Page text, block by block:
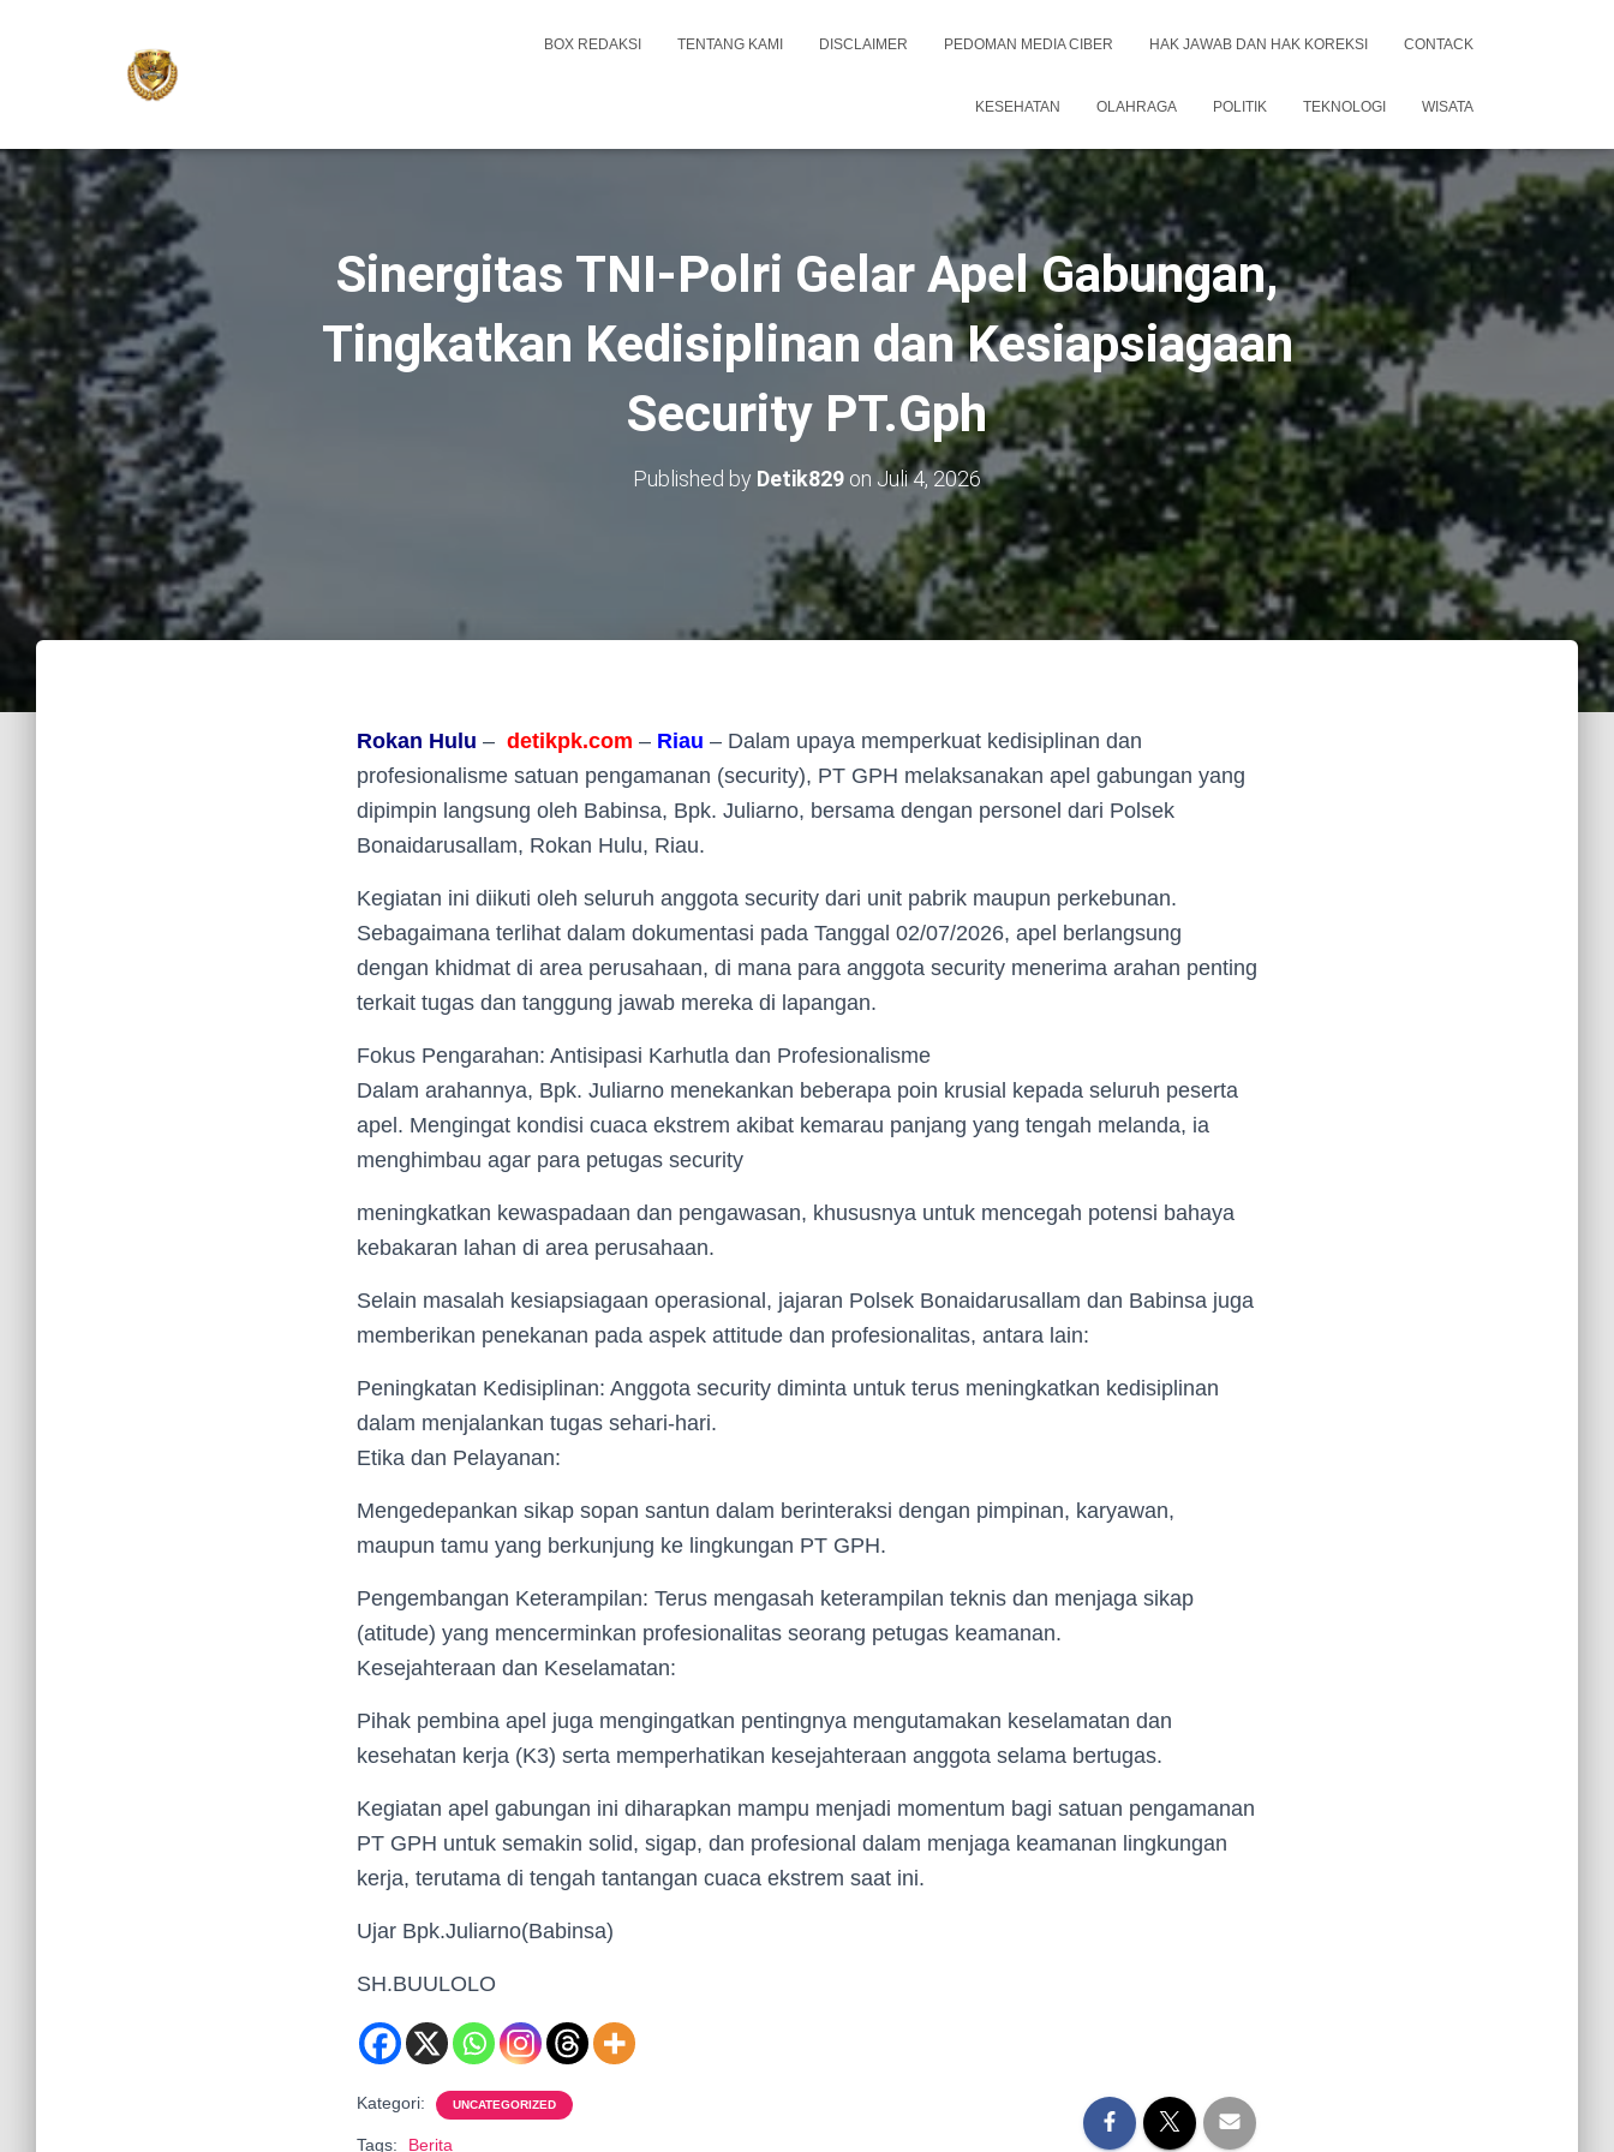
BOX REDAKSI TENTANG KAMI DISCLAIMER PEDOMAN MEDIA CIBER HAK JAWAB DAN HAK KOREKSI CONTACK
KESEHATAN OLAHRAGA POLITIK TEKNOLOGI WISATA
Sinergitas TNI-Polri Gelar Apel Gabungan,
Tingkatkan Kedisiplinan dan Kesiapsiagaan
Security PT.Gph
Published by Detik829 on Juli 4, 2026
Rokan Hulu – detikpk.com – Riau – Dalam upaya memperkuat kedisiplinan dan
profesionalisme satuan pengamanan (security), PT GPH melaksanakan apel gabungan yang
dipimpin langsung oleh Babinsa, Bpk. Juliarno, bersama dengan personel dari Polsek
Bonaidarusallam, Rokan Hulu, Riau.
Kegiatan ini diikuti oleh seluruh anggota security dari unit pabrik maupun perkebunan.
Sebagaimana terlihat dalam dokumentasi pada Tanggal 02/07/2026, apel berlangsung
dengan khidmat di area perusahaan, di mana para anggota security menerima arahan penting
terkait tugas dan tanggung jawab mereka di lapangan.
Fokus Pengarahan: Antisipasi Karhutla dan Profesionalisme
Dalam arahannya, Bpk. Juliarno menekankan beberapa poin krusial kepada seluruh peserta
apel. Mengingat kondisi cuaca ekstrem akibat kemarau panjang yang tengah melanda, ia
menghimbau agar para petugas security
meningkatkan kewaspadaan dan pengawasan, khususnya untuk mencegah potensi bahaya
kebakaran lahan di area perusahaan.
Selain masalah kesiapsiagaan operasional, jajaran Polsek Bonaidarusallam dan Babinsa juga
memberikan penekanan pada aspek attitude dan profesionalitas, antara lain:
Peningkatan Kedisiplinan: Anggota security diminta untuk terus meningkatkan kedisiplinan
dalam menjalankan tugas sehari-hari.
Etika dan Pelayanan:
Mengedepankan sikap sopan santun dalam berinteraksi dengan pimpinan, karyawan,
maupun tamu yang berkunjung ke lingkungan PT GPH.
Pengembangan Keterampilan: Terus mengasah keterampilan teknis dan menjaga sikap
(atitude) yang mencerminkan profesionalitas seorang petugas keamanan.
Kesejahteraan dan Keselamatan:
Pihak pembina apel juga mengingatkan pentingnya mengutamakan keselamatan dan
kesehatan kerja (K3) serta memperhatikan kesejahteraan anggota selama bertugas.
Kegiatan apel gabungan ini diharapkan mampu menjadi momentum bagi satuan pengamanan
PT GPH untuk semakin solid, sigap, dan profesional dalam menjaga keamanan lingkungan
kerja, terutama di tengah tantangan cuaca ekstrem saat ini.
Ujar Bpk.Juliarno(Babinsa)
SH.BUULOLO
Kategori: UNCATEGORIZED
Tags: Berita